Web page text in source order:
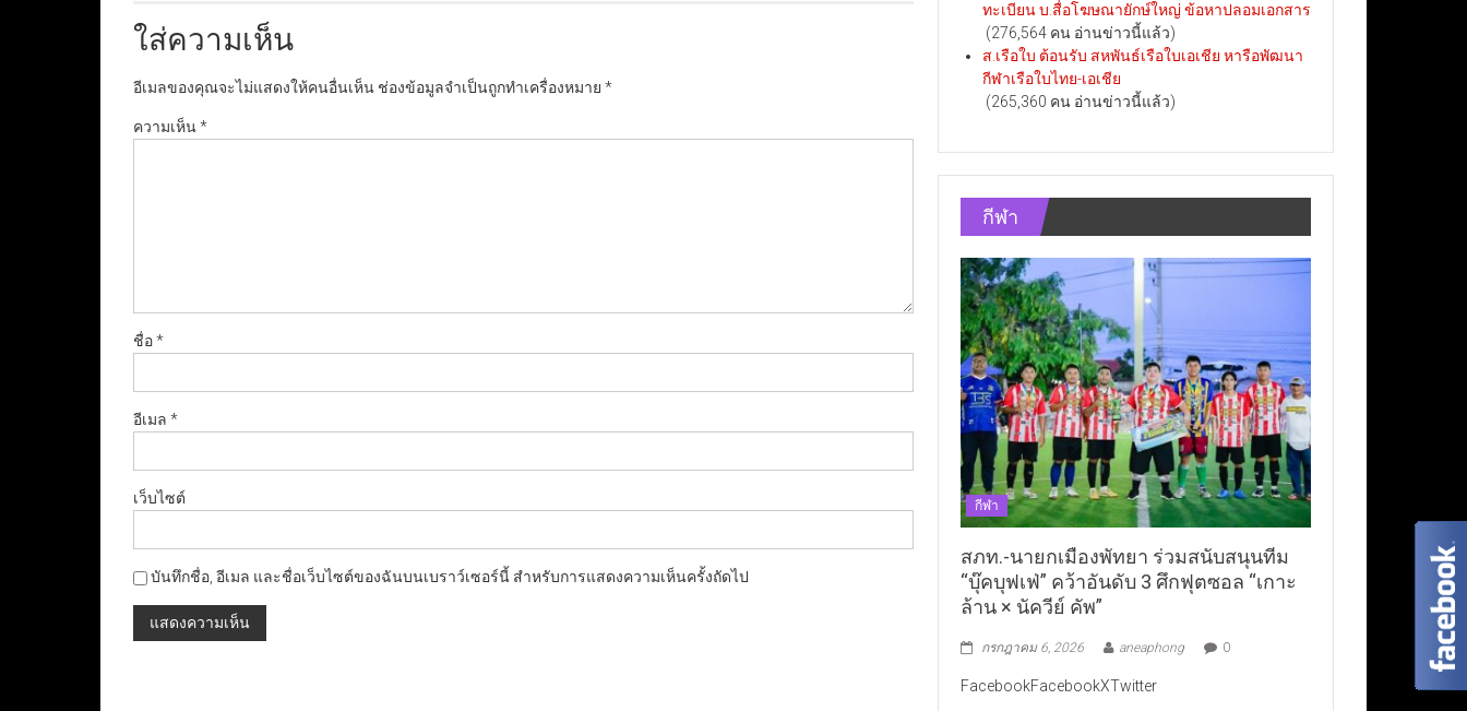
ใส่ความเห็น
อีเมลของคุณจะไม่แสดงให้คนอื่นเห็น ช่องข้อมูลจำเป็นถูกทำเครื่องหมาย *
ความเห็น*
ชื่อ*
อีเมล *
เว็บไซต์
บันทึกชื่อ, อีเมล และชื่อเว็บไซต์ของฉันบนเบราว์เซอร์นี้ สำหรับการแสดงความเห็นครั้งถัดไป
ทะเบียน บ.สื่อโฆษณายักษ์ใหญ่ ข้อหาปลอมเอกสาร
(276,564 คน อ่านข่าวนี้แล้ว)
ส.เรือใบ ต้อนรับ สหพันธ์เรือใบเอเชีย หารือพัฒนา
กีฬาเรือใบไทย-เอเชีย
(265,360 คน อ่านข่าวนี้แล้ว)
กีฬา
กีฬา
สภท.-นายกเมืองพัทยา ร่วมสนับสนุนทีม
“บุ๊คบุฟเฟ่” คว้าอันดับ 3 ศึกฟุตซอล “เกาะ
ล้าน × นัควีย์ คัพ”
กรกฎาคม 6, 2026 aneaphong 0
FacebookFacebookXTwitter